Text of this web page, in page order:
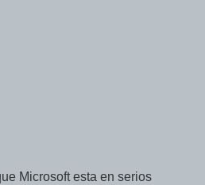
Microsoft esta en serios